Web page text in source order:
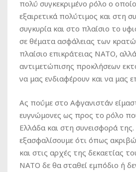
πολύ συγκεκριμένο ρόλο ο
εξαιρετικά πολύτιμος και στη
συγκυρία και στο πλαίσιο το
σε θέματα ασφάλειας των
πλαίσιο επικράτειας ΝΑΤΟ,
αντιμετώπισης προκλήσεων
να μας ενδιαφέρουν και να μας
Ας πούμε στο Αφγανιστάν
ευγνώμονες ως προς το ρόλο
Ελλάδα και στη συνεισφορά
εξασφαλίσουμε ότι όπως
και στις αρχές της δεκαετίας
ΝΑΤΟ δε θα σταθεί εμπόδιο ή